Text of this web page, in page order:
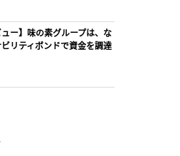
ュー】味の素グループは、な
リティボンドで資金を調達